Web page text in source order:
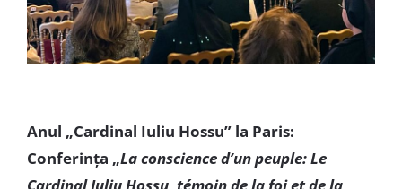
Anul „Cardinal Iuliu Hossu” la Paris:
Conferința „La conscience d’un peuple: Le
Cardinal Iuliu Hossu, témoin de la foi et de la